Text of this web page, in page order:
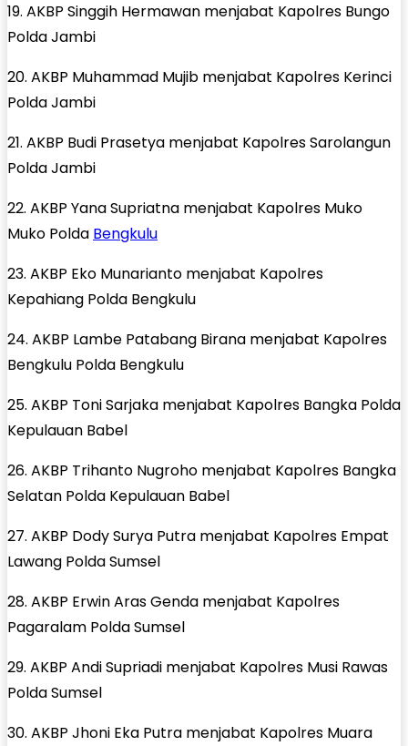
19. AKBP Singgih Hermawan menjabat Kapolres Bungo
Polda Jambi
20. AKBP Muhammad Mujib menjabat Kapolres Kerinci
Polda Jambi
21. AKBP Budi Prasetya menjabat Kapolres Sarolangun
Polda Jambi
22. AKBP Yana Supriatna menjabat Kapolres Muko
Muko Polda Bengkulu
23. AKBP Eko Munarianto menjabat Kapolres
Kepahiang Polda Bengkulu
24. AKBP Lambe Patabang Birana menjabat Kapolres
Bengkulu Polda Bengkulu
25. AKBP Toni Sarjaka menjabat Kapolres Bangka Polda
Kepulauan Babel
26. AKBP Trihanto Nugroho menjabat Kapolres Bangka
Selatan Polda Kepulauan Babel
27. AKBP Dody Surya Putra menjabat Kapolres Empat
Lawang Polda Sumsel
28. AKBP Erwin Aras Genda menjabat Kapolres
Pagaralam Polda Sumsel
29. AKBP Andi Supriadi menjabat Kapolres Musi Rawas
Polda Sumsel
30. AKBP Jhoni Eka Putra menjabat Kapolres Muara